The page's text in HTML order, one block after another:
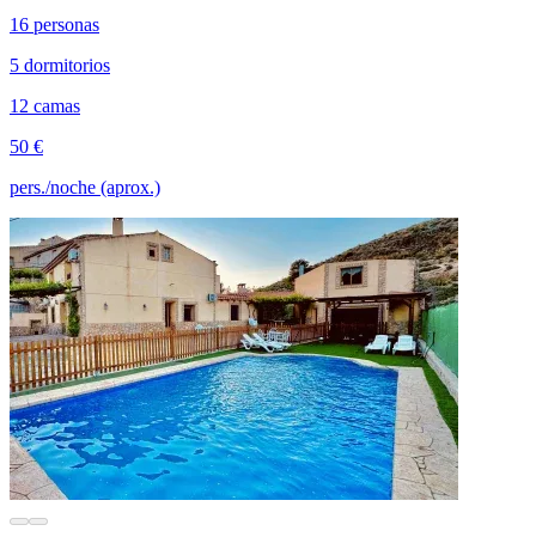
16 personas
5 dormitorios
12 camas
50 €
pers./noche (aprox.)